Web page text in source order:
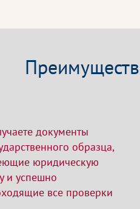
документы
образца,
юридическую
и успешно
все проверки